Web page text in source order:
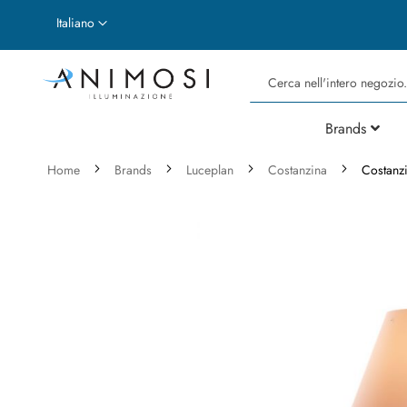
Lingua
Italiano
Cerca
Brands
Home Brands Luceplan Costanzina